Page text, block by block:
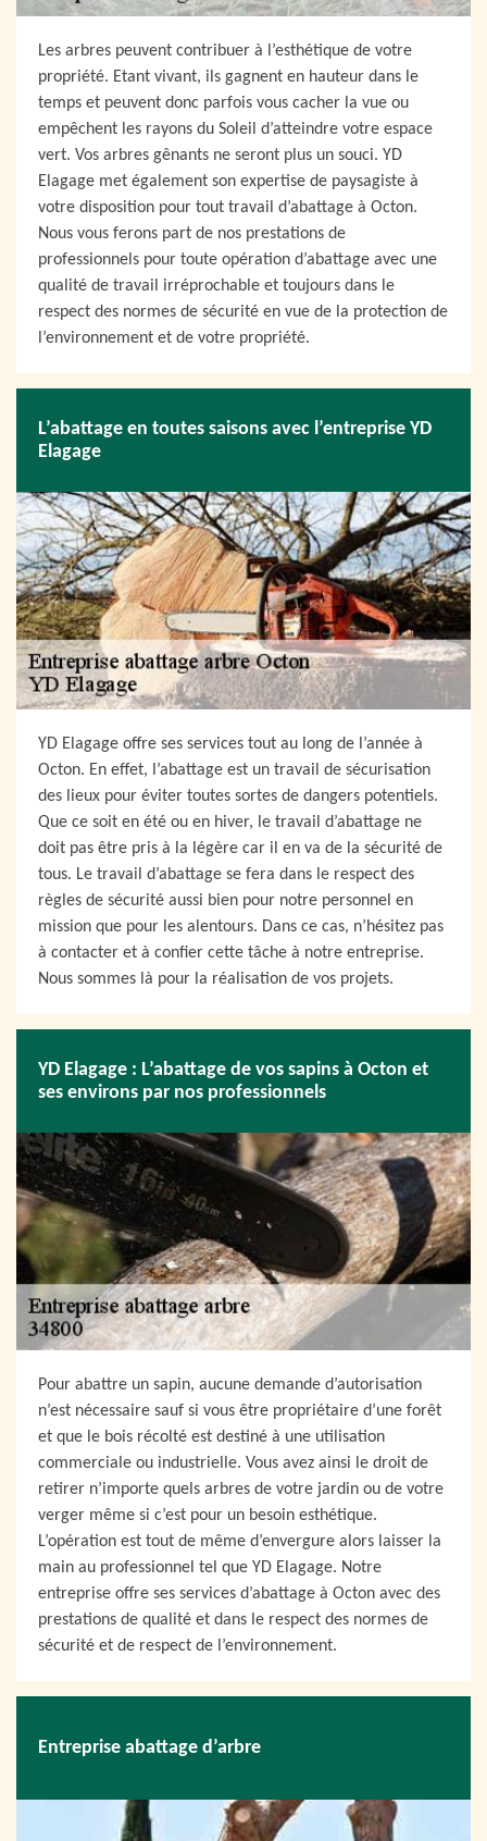
Les arbres peuvent contribuer à l’esthétique de votre
propriété. Etant vivant, ils gagnent en hauteur dans le
temps et peuvent donc parfois vous cacher la vue ou
empêchent les rayons du Soleil d’atteindre votre espace
vert. Vos arbres gênants ne seront plus un souci. YD
Elagage met également son expertise de paysagiste à
votre disposition pour tout travail d’abattage à Octon.
Nous vous ferons part de nos prestations de
professionnels pour toute opération d’abattage avec une
qualité de travail irréprochable et toujours dans le
respect des normes de sécurité en vue de la protection de
l’environnement et de votre propriété.
L’abattage en toutes saisons avec l’entreprise YD
Elagage
YD Elagage offre ses services tout au long de l’année à
Octon. En effet, l’abattage est un travail de sécurisation
des lieux pour éviter toutes sortes de dangers potentiels.
Que ce soit en été ou en hiver, le travail d’abattage ne
doit pas être pris à la légère car il en va de la sécurité de
tous. Le travail d’abattage se fera dans le respect des
règles de sécurité aussi bien pour notre personnel en
mission que pour les alentours. Dans ce cas, n’hésitez pas
à contacter et à confier cette tâche à notre entreprise.
Nous sommes là pour la réalisation de vos projets.
YD Elagage : L’abattage de vos sapins à Octon et
ses environs par nos professionnels
Pour abattre un sapin, aucune demande d’autorisation
n’est nécessaire sauf si vous être propriétaire d’une forêt
et que le bois récolté est destiné à une utilisation
commerciale ou industrielle. Vous avez ainsi le droit de
retirer n’importe quels arbres de votre jardin ou de votre
verger même si c’est pour un besoin esthétique.
L’opération est tout de même d’envergure alors laisser la
main au professionnel tel que YD Elagage. Notre
entreprise offre ses services d’abattage à Octon avec des
prestations de qualité et dans le respect des normes de
sécurité et de respect de l’environnement.
Entreprise abattage d’arbre